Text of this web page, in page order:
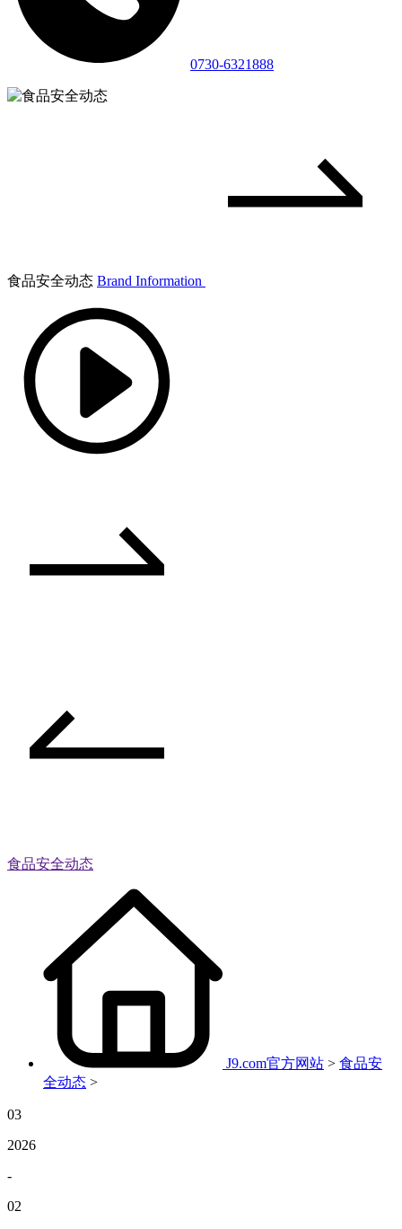
0730-6321888
食品安全动态 Brand Information
食品安全动态
J9.com官方网站 > 食品安
全动态 >
03
2026
-
02